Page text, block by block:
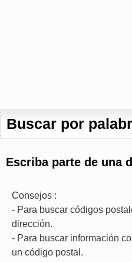
Buscar por
Escriba parte de una
Consejos :
- Para buscar códigos
dirección.
- Para buscar información
un código postal.